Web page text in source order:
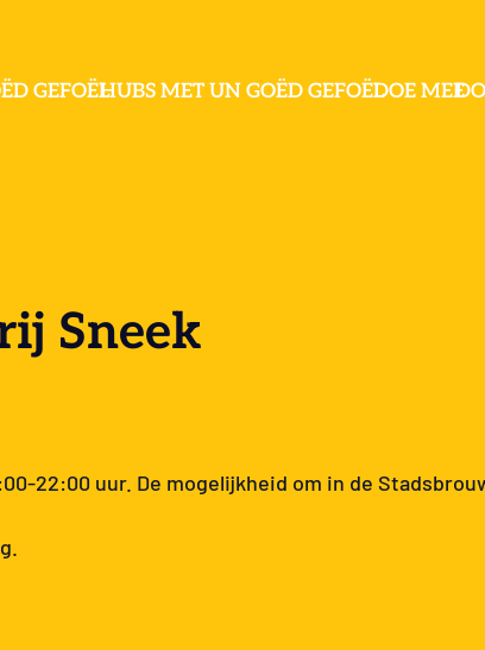
GEFOËLHUBS MET UN GOËD GEFOËLDOE MEE
Sneek
22:00 uur. De mogelijkheid om in de